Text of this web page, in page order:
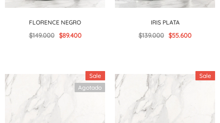
FLORENCE NEGRO
$149.000 $89.400
IRIS PLATA
$139.000 $55.600
Sale
Agotado
Sale